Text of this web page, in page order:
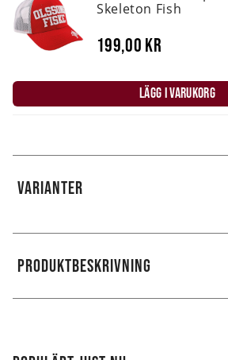
Skeleton Fish
199,00 kr
LÄGG I VARUKORG
VARIANTER
PRODUKTBESKRIVNING